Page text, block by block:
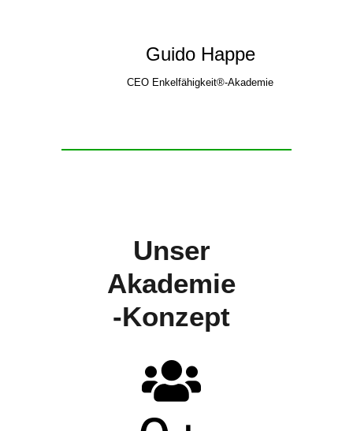
Guido Happe
CEO Enkelfähigkeit®-Akademie
Unser
Akademie
-Konzept